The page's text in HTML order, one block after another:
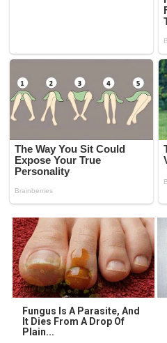
Fungus Is A Parasite, And
It Dies From A Drop Of
Plain...